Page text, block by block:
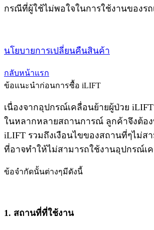
กรณีที่ผู้ใช้ไม่พอใจในการใช้งานของรถ
นโยบายการเปลี่ยนคืนสินค้า
กลับหน้าแรก
ข้อแนะนำก่อนการซื้อ iLIFT
เนื่องจากอุปกรณ์เคลื่อนย้ายผู้ป่วย
ในหลากหลายสถานการณ์ ลูกค้าจึงต้อ
iLIFT รวมถึงเงือนไขของสถานที่ๆไม่ส
ที่อาจทำให้ไม่สามารถใช้งานอุปกรณ์เ
ข้อจำกัดนั้นต่างๆมีดังนี้
1. สถานที่ที่ใช้งาน